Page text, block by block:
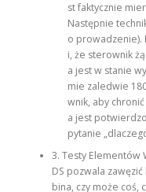
st faktycznie
Następnie
o prowadzenie).
i, że sterownik
a jest w stanie
mie zaledwie
wnik, aby
a jest
pytanie
3. Testy Elementów
DS pozwala
bina, czy może coś,